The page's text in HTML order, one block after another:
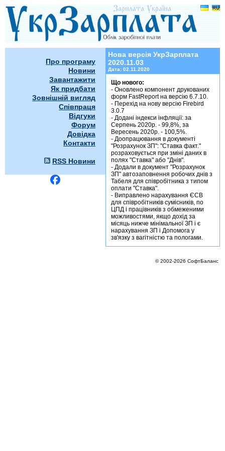
Про програму
Новини
Завантажити
Як придбати
Зовнішній вигляд
Співпраця
Відгуки
Форум
Довідка
Контакти
RSS Новини
УкрЗарплата 2020.11.03
Нова версія УкрЗарплата
2020.11.03
Дата: 02.11.2020
Що нового:
- Оновлено компонент друкованих
форм FastReport на версію 6.7.10.
- Перехід на нову версію Firebird
3.0.7
- Додані індекси інфляції: за
Серпень 2020р. - 99,8%, за
Вересень 2020р. - 100,5%.
- Доопрацювання в документі
"Розрахунок ЗП": "Ставка факт."
розраховується при зміні даних в
полях "Ставка" або "Днів".
- Додали в документ "Розрахунок
ЗП" автозаповнення робочих днів з
Табеля для співробітника з типом
оплати "Ставка".
- Виправлено нарахування ЄСВ
для співробітників сумісників, по
ЦПД і працівників з обмеженими
можливостями, якщо дохід за
місяць нижче мінімальної ЗП і є
нарахування ЗП і Допомога у
зв'язку з вагітністю та пологами.
© 2002-2026 СофтБаланс